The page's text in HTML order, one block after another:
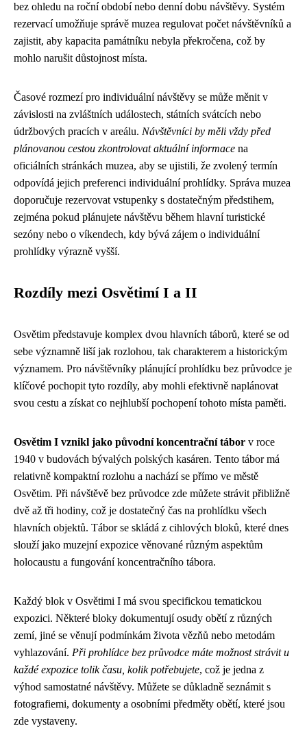
bez ohledu na roční období nebo denní dobu návštěvy. Systém
rezervací umožňuje správě muzea regulovat počet návštěvníků a
zajistit, aby kapacita památníku nebyla překročena, což by
mohlo narušit důstojnost místa.
Časové rozmezí pro individuální návštěvy se může měnit v
závislosti na zvláštních událostech, státních svátcích nebo
údržbových pracích v areálu. Návštěvníci by měli vždy před
plánovanou cestou zkontrolovat aktuální informace na
oficiálních stránkách muzea, aby se ujistili, že zvolený termín
odpovídá jejich preferenci individuální prohlídky. Správa muzea
doporučuje rezervovat vstupenky s dostatečným předstihem,
zejména pokud plánujete návštěvu během hlavní turistické
sezóny nebo o víkendech, kdy bývá zájem o individuální
prohlídky výrazně vyšší.
Rozdíly mezi Osvětimí I a II
Osvětim představuje komplex dvou hlavních táborů, které se od
sebe významně liší jak rozlohou, tak charakterem a historickým
významem. Pro návštěvníky plánující prohlídku bez průvodce je
klíčové pochopit tyto rozdíly, aby mohli efektivně naplánovat
svou cestu a získat co nejhlubší pochopení tohoto místa paměti.
Osvětim I vznikl jako původní koncentrační tábor v roce
1940 v budovách bývalých polských kasáren. Tento tábor má
relativně kompaktní rozlohu a nachází se přímo ve městě
Osvětim. Při návštěvě bez průvodce zde můžete strávit přibližně
dvě až tři hodiny, což je dostatečný čas na prohlídku všech
hlavních objektů. Tábor se skládá z cihlových bloků, které dnes
slouží jako muzejní expozice věnované různým aspektům
holocaustu a fungování koncentračního tábora.
Každý blok v Osvětimi I má svou specifickou tematickou
expozici. Některé bloky dokumentují osudy obětí z různých
zemí, jiné se věnují podmínkám života vězňů nebo metodám
vyhlazování. Při prohlídce bez průvodce máte možnost strávit u
každé expozice tolik času, kolik potřebujete, což je jedna z
výhod samostatné návštěvy. Můžete se důkladně seznámit s
fotografiemi, dokumenty a osobními předměty obětí, které jsou
zde vystaveny.